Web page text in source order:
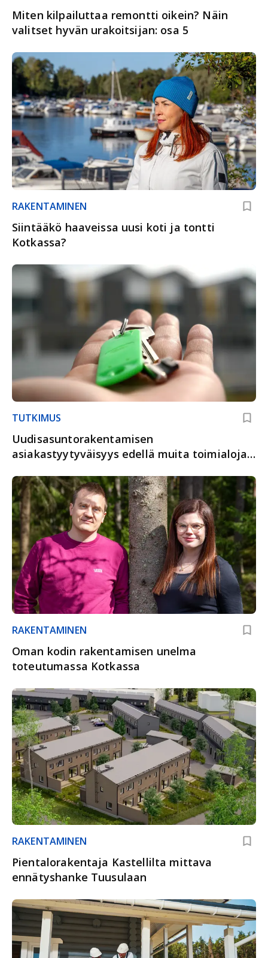
Miten kilpailuttaa remontti oikein? Näin
valitset hyvän urakoitsijan: osa 5
RAKENTAMINEN
Siintääkö haaveissa uusi koti ja tontti
Kotkassa?
TUTKIMUS
Uudisasuntorakentamisen
asiakastyytyväisyys edellä muita toimialoja
RAKENTAMINEN
Oman kodin rakentamisen unelma
toteutumassa Kotkassa
RAKENTAMINEN
Pientalorakentaja Kastellilta mittava
ennätyshanke Tuusulaan